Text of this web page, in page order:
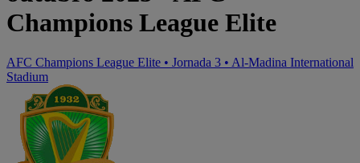
Champions League Elite
AFC Champions League Elite • Jornada 3 • Al-Madina International
Stadium